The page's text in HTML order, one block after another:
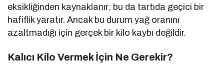
eksikliğinden kaynaklanır; bu da tartıda geçici bir
hafiflik yaratır. Ancak bu durum yağ oranını
azaltmadığı için gerçek bir kilo kaybı değildir.
Kalıcı Kilo Vermek İçin Ne Gerekir?